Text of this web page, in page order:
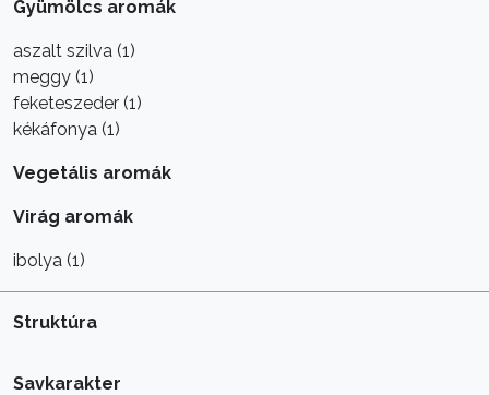
Gyümölcs aromák
aszalt szilva (1)
meggy (1)
feketeszeder (1)
kékáfonya (1)
Vegetális aromák
Virág aromák
ibolya (1)
Struktúra
Savkarakter